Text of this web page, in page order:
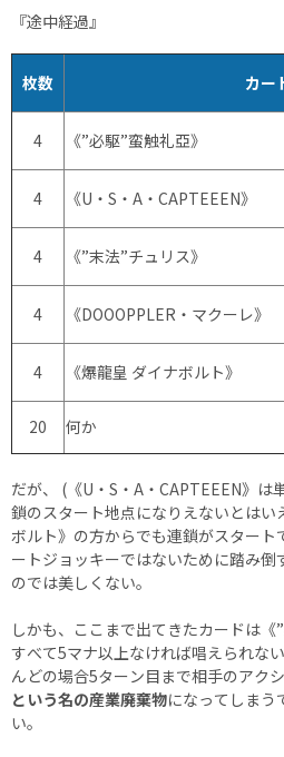
『途中経過』
枚数 カー
4 《”必駆”蛮触礼亞》
4 《U・S・A・CAPTEEEN》
4 《”末法”チュリス》
4 《DOOOPPLER・マクーレ》
4 《爆龍皇 ダイナボルト》
20 何か
だが、 (《U・S・A・CAPTEEEN》は
鎖のスタート地点になりえないとはい
ボルト》の方からでも連鎖がスタート
ートジョッキーではないために踏み
のでは美しくない。
しかも、ここまで出てきたカードは《
すべて5マナ以上なければ唱えられな
んどの場合5ターン目まで相手のアク
という名の産業廃棄物になってしまう
い。